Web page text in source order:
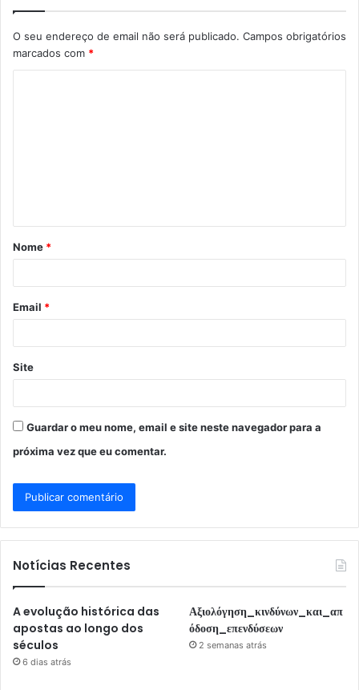
O seu endereço de email não será publicado. Campos obrigatórios
marcados com *
á
r
*
Nome *
Email *
Site
Guardar o meu nome, email e site neste navegador para a
próxima vez que eu comentar.
Notícias Recentes
A evolução histórica das
apostas ao longo dos
séculos
6 dias atrás
Αξιολόγηση_κινδύνων_και_απ
όδοση_επενδύσεων
2 semanas atrás